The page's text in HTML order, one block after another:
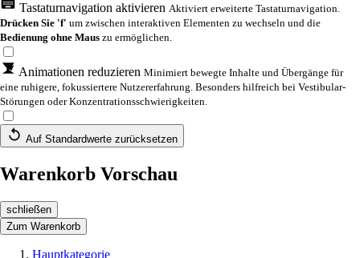
Tastaturnavigation aktivieren Aktiviert erweiterte Tastaturnavigation.
Drücken Sie 'f' um zwischen interaktiven Elementen zu wechseln und die
Bedienung ohne Maus zu ermöglichen.
Animationen reduzieren Minimiert bewegte Inhalte und Übergänge für
eine ruhigere, fokussiertere Nutzererfahrung. Besonders hilfreich bei Vestibular-
Störungen oder Konzentrationsschwierigkeiten.
Auf Standardwerte zurücksetzen
Warenkorb Vorschau
schließen
Zum Warenkorb
Hauptkategorie